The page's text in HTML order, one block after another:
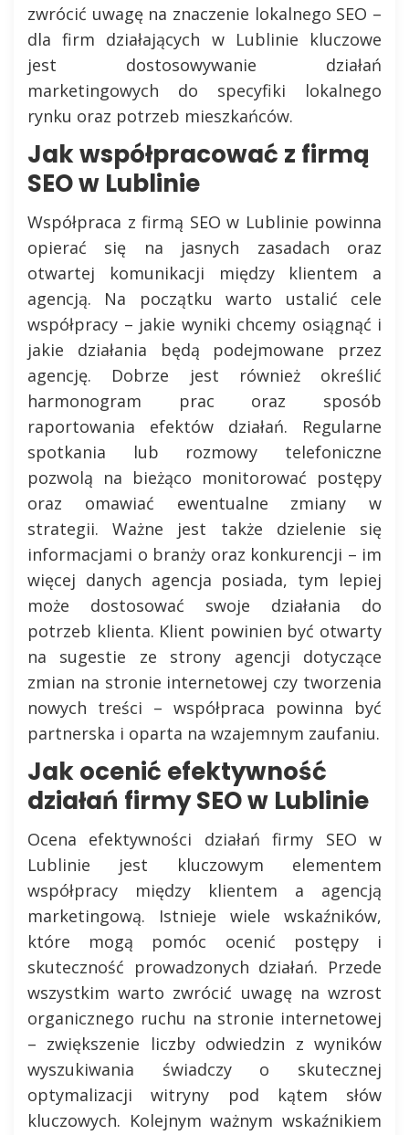
zwrócić uwagę na znaczenie lokalnego SEO –
dla firm działających w Lublinie kluczowe
jest dostosowywanie działań
marketingowych do specyfiki lokalnego
rynku oraz potrzeb mieszkańców.
Jak współpracować z firmą
SEO w Lublinie
Współpraca z firmą SEO w Lublinie powinna
opierać się na jasnych zasadach oraz
otwartej komunikacji między klientem a
agencją. Na początku warto ustalić cele
współpracy – jakie wyniki chcemy osiągnąć i
jakie działania będą podejmowane przez
agencję. Dobrze jest również określić
harmonogram prac oraz sposób
raportowania efektów działań. Regularne
spotkania lub rozmowy telefoniczne
pozwolą na bieżąco monitorować postępy
oraz omawiać ewentualne zmiany w
strategii. Ważne jest także dzielenie się
informacjami o branży oraz konkurencji – im
więcej danych agencja posiada, tym lepiej
może dostosować swoje działania do
potrzeb klienta. Klient powinien być otwarty
na sugestie ze strony agencji dotyczące
zmian na stronie internetowej czy tworzenia
nowych treści – współpraca powinna być
partnerska i oparta na wzajemnym zaufaniu.
Jak ocenić efektywność
działań firmy SEO w Lublinie
Ocena efektywności działań firmy SEO w
Lublinie jest kluczowym elementem
współpracy między klientem a agencją
marketingową. Istnieje wiele wskaźników,
które mogą pomóc ocenić postępy i
skuteczność prowadzonych działań. Przede
wszystkim warto zwrócić uwagę na wzrost
organicznego ruchu na stronie internetowej
– zwiększenie liczby odwiedzin z wyników
wyszukiwania świadczy o skutecznej
optymalizacji witryny pod kątem słów
kluczowych. Kolejnym ważnym wskaźnikiem